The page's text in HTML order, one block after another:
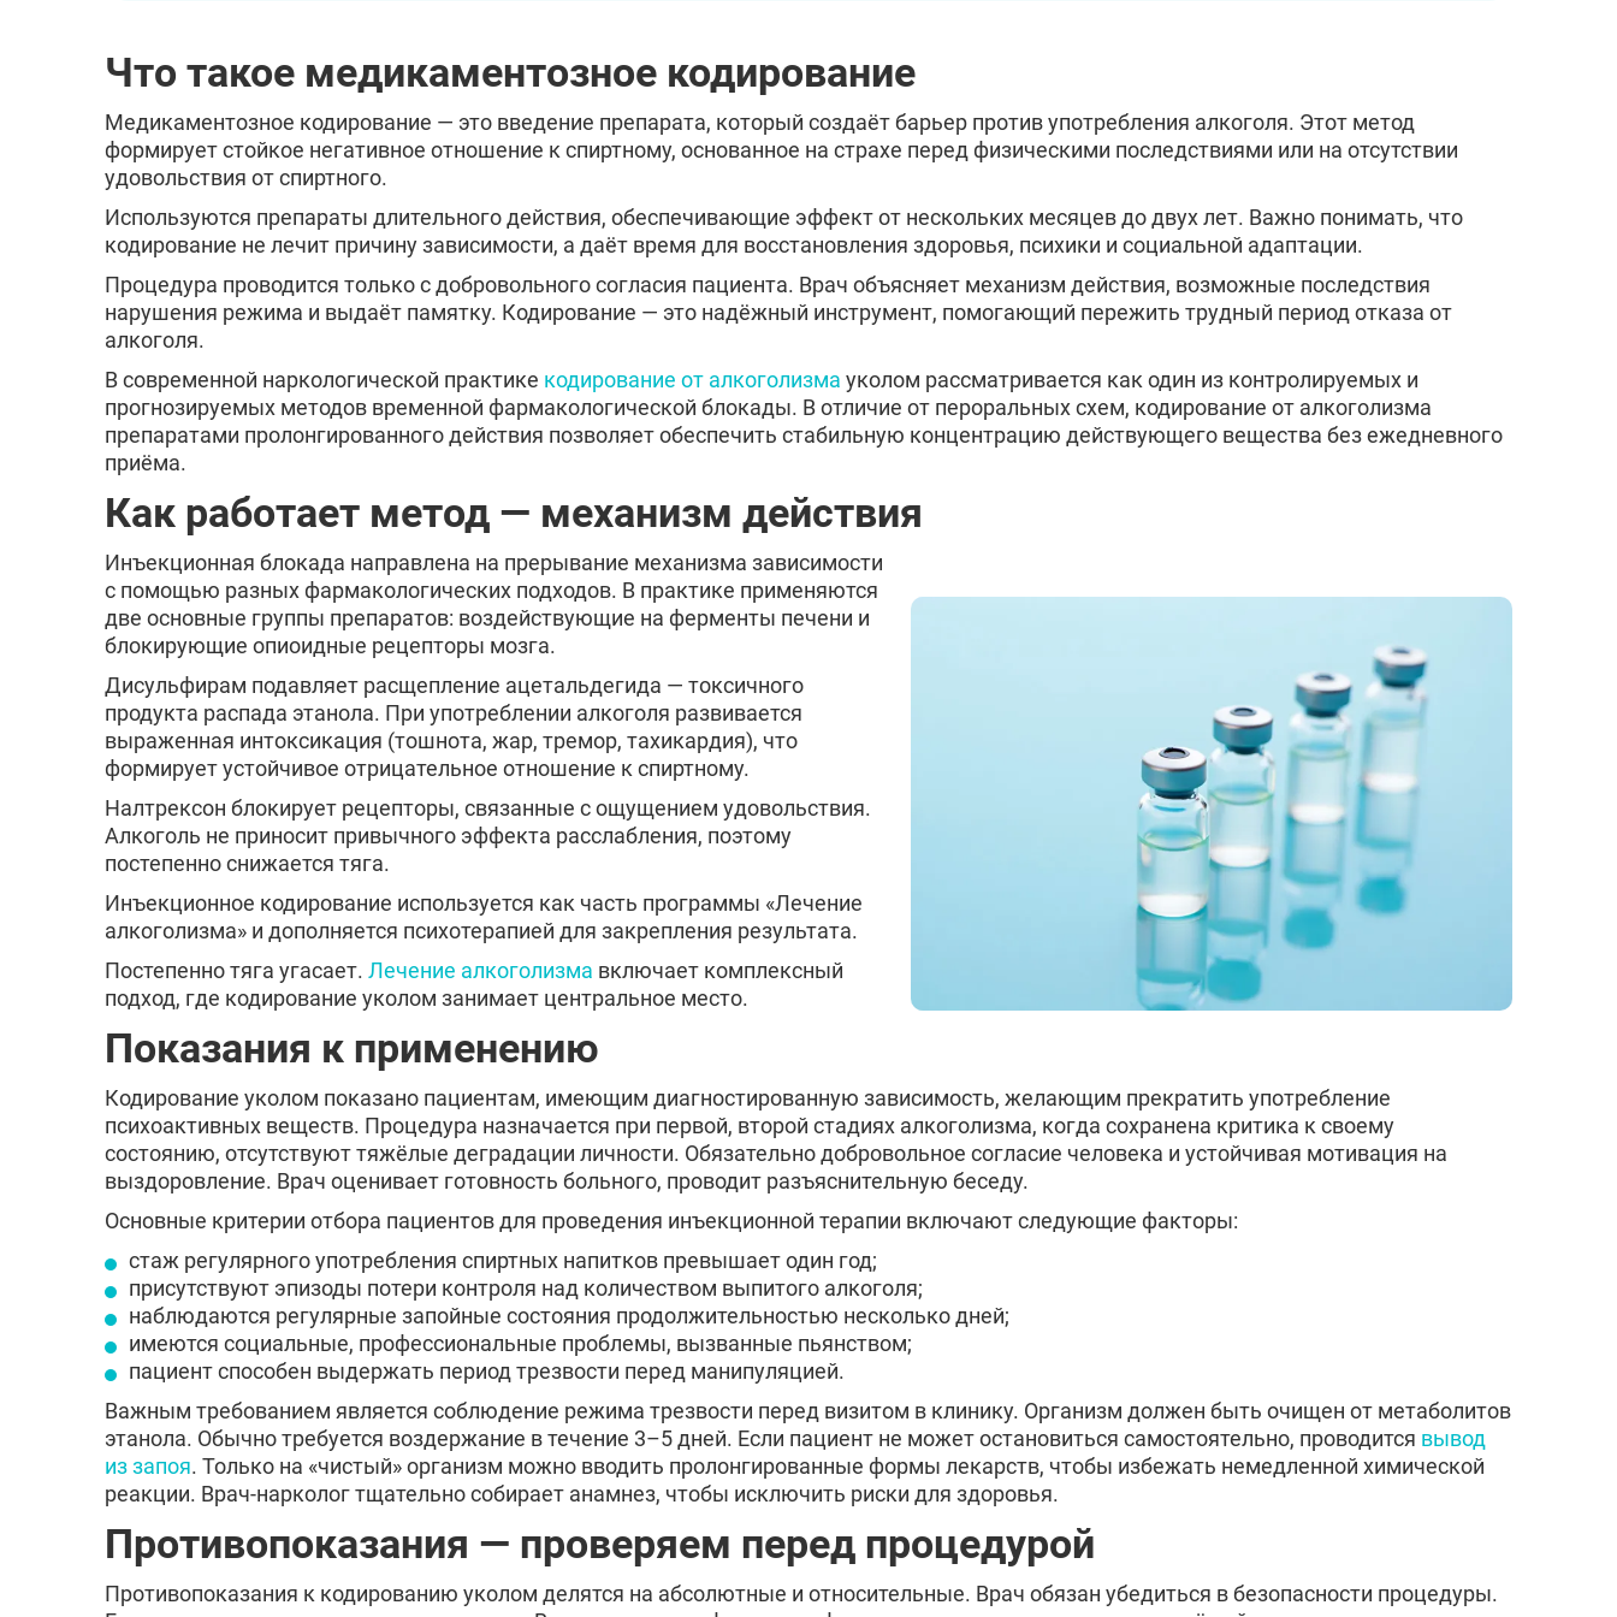
Что такое медикаментозное кодирование
Медикаментозное кодирование — это введение препарата, который создаёт барьер против употребления алкоголя. Этот метод
формирует стойкое негативное отношение к спиртному, основанное на страхе перед физическими последствиями или на отсутствии
удовольствия от спиртного.
Используются препараты длительного действия, обеспечивающие эффект от нескольких месяцев до двух лет. Важно понимать, что
кодирование не лечит причину зависимости, а даёт время для восстановления здоровья, психики и социальной адаптации.
Процедура проводится только с добровольного согласия пациента. Врач объясняет механизм действия, возможные последствия
нарушения режима и выдаёт памятку. Кодирование — это надёжный инструмент, помогающий пережить трудный период отказа от
алкоголя.
В современной наркологической практике кодирование от алкоголизма уколом рассматривается как один из контролируемых и
прогнозируемых методов временной фармакологической блокады. В отличие от пероральных схем, кодирование от алкоголизма
препаратами пролонгированного действия позволяет обеспечить стабильную концентрацию действующего вещества без ежедневного
приёма.
Как работает метод — механизм действия
Инъекционная блокада направлена на прерывание механизма зависимости
с помощью разных фармакологических подходов. В практике применяются
две основные группы препаратов: воздействующие на ферменты печени и
блокирующие опиоидные рецепторы мозга.
Дисульфирам подавляет расщепление ацетальдегида — токсичного
продукта распада этанола. При употреблении алкоголя развивается
выраженная интоксикация (тошнота, жар, тремор, тахикардия), что
формирует устойчивое отрицательное отношение к спиртному.
Налтрексон блокирует рецепторы, связанные с ощущением удовольствия.
Алкоголь не приносит привычного эффекта расслабления, поэтому
постепенно снижается тяга.
Инъекционное кодирование используется как часть программы «Лечение
алкоголизма» и дополняется психотерапией для закрепления результата.
Постепенно тяга угасает. Лечение алкоголизма включает комплексный
подход, где кодирование уколом занимает центральное место.
Показания к применению
Кодирование уколом показано пациентам, имеющим диагностированную зависимость, желающим прекратить употребление
психоактивных веществ. Процедура назначается при первой, второй стадиях алкоголизма, когда сохранена критика к своему
состоянию, отсутствуют тяжёлые деградации личности. Обязательно добровольное согласие человека и устойчивая мотивация на
выздоровление. Врач оценивает готовность больного, проводит разъяснительную беседу.
Основные критерии отбора пациентов для проведения инъекционной терапии включают следующие факторы:
стаж регулярного употребления спиртных напитков превышает один год;
присутствуют эпизоды потери контроля над количеством выпитого алкоголя;
наблюдаются регулярные запойные состояния продолжительностью несколько дней;
имеются социальные, профессиональные проблемы, вызванные пьянством;
пациент способен выдержать период трезвости перед манипуляцией.
Важным требованием является соблюдение режима трезвости перед визитом в клинику. Организм должен быть очищен от метаболитов
этанола. Обычно требуется воздержание в течение 3–5 дней. Если пациент не может остановиться самостоятельно, проводится вывод
из запоя. Только на «чистый» организм можно вводить пролонгированные формы лекарств, чтобы избежать немедленной химической
реакции. Врач-нарколог тщательно собирает анамнез, чтобы исключить риски для здоровья.
Противопоказания — проверяем перед процедурой
Противопоказания к кодированию уколом делятся на абсолютные и относительные. Врач обязан убедиться в безопасности процедуры.
Оставляя заявку Вы соглашаетесь с
конфиденциальности
Отправить
Оставляя заявку Вы соглашаетесь с
политикой
Отправить
Оставляя заявку Вы соглашаетесь с
конфиденциальности
Звенигород
Протвино
Ликино-Дулёво
Дедовск
Электрогорск
Луховицы
Лосино-Петровский
Красноармейск
Волоколамск
Озёры
Голицыно
Бронницы
Рошаль
Хотьково
Зарайск
Куровское
Пущино
Черноголовка
Талдом
Руза
Краснозаводск
Яхрома
Белоозёрский
Высоковск